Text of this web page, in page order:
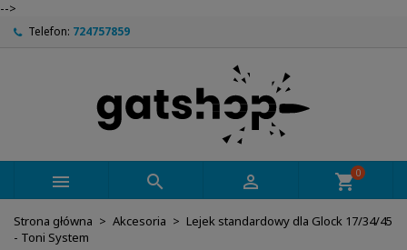
-->
Telefon: 724757859
   shopping_cart0
Strona główna Akcesoria
Lejek standardowy dla Glock 17/34/45
- Toni System